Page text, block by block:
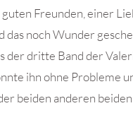
guten Freunden, einer
das noch Wunder
der dritte Band der
ihn ohne Probleme
beiden anderen